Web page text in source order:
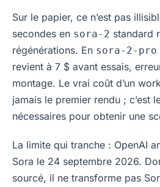
Sur le papier, ce n’est pas
secondes en sora-2 standard
régénérations. En sora-2-pro
revient à 7 $ avant essais,
montage. Le vrai coût d’un
jamais le premier rendu ; c’est
nécessaires pour obtenir une
La limite qui tranche : OpenAI
Sora le 24 septembre 2026.
sourcé, il ne transforme pas